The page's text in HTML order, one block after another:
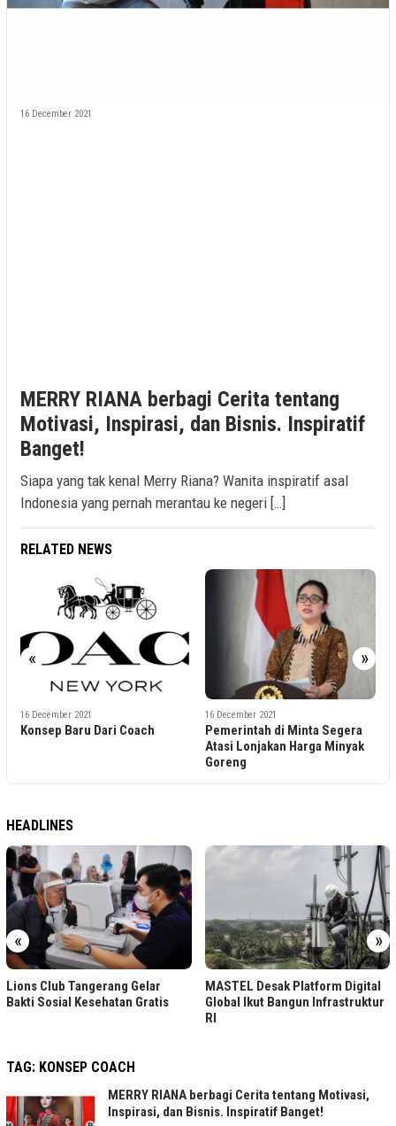
16 December 2021
MERRY RIANA berbagi Cerita tentang
Motivasi, Inspirasi, dan Bisnis. Inspiratif
Banget!
Siapa yang tak kenal Merry Riana? Wanita inspiratif asal
Indonesia yang pernah merantau ke negeri […]
RELATED NEWS
« »
16 December 2021
Konsep Baru Dari Coach
16 December 2021
Pemerintah di Minta Segera
Atasi Lonjakan Harga Minyak
Goreng
HEADLINES
« »
Lions Club Tangerang Gelar
Bakti Sosial Kesehatan Gratis
MASTEL Desak Platform Digital
Global Ikut Bangun Infrastruktur
RI
TAG: KONSEP COACH
MERRY RIANA berbagi Cerita tentang Motivasi,
Inspirasi, dan Bisnis. Inspiratif Banget!